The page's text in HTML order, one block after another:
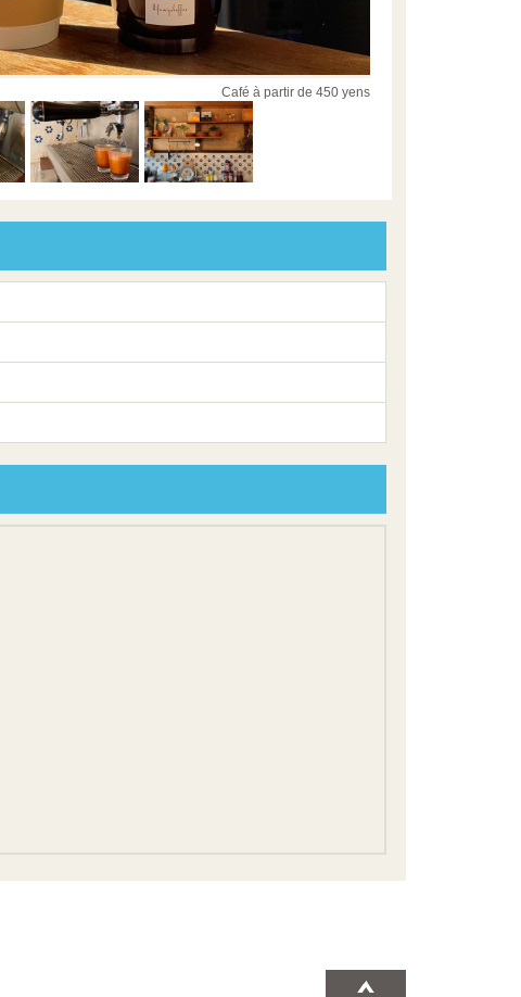
Café à partir de 450 yens